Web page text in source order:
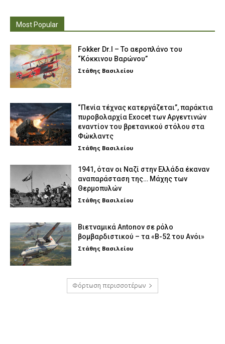
Most Popular
Fokker Dr.I – To αεροπλάνο του
“Κόκκινου Βαρώνου”
Στάθης Βασιλείου
“Πενία τέχνας κατεργάζεται”, παράκτια
πυροβολαρχία Exocet των Αργεντινών
εναντίον του βρετανικού στόλου στα
Φώκλαντς
Στάθης Βασιλείου
1941, όταν οι Ναζί στην Ελλάδα έκαναν
αναπαράσταση της… Μάχης των
Θερμοπυλών
Στάθης Βασιλείου
Βιετναμικά Antonov σε ρόλο
βομβαρδιστικού – τα «Β-52 του Ανόι»
Στάθης Βασιλείου
Φόρτωση περισσοτέρων